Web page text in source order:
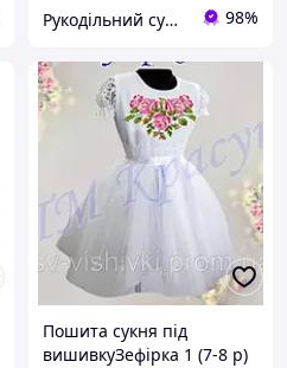
Рукодільний сундучок 98%
Пошита сукня під
вишивкуЗефірка 1 (7-8 р)